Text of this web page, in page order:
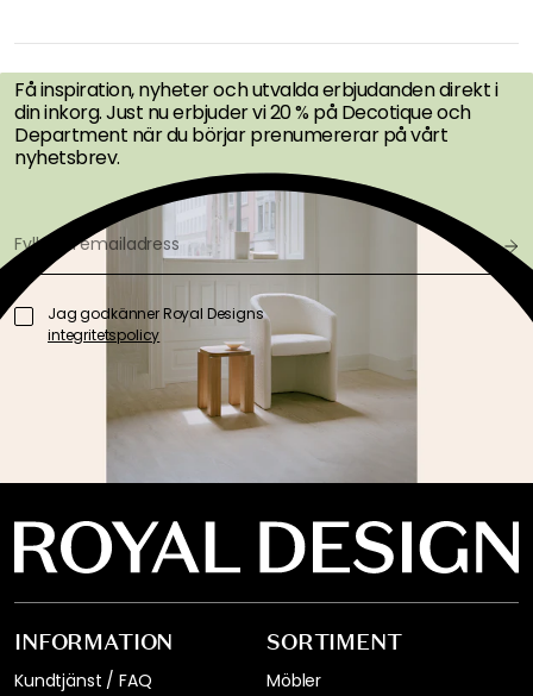
ERBJUDANDEN FÖRST
Få inspiration, nyheter och utvalda erbjudanden direkt i
din inkorg. Just nu erbjuder vi 20 % på Decotique och
Department när du börjar prenumererar på vårt
nyhetsbrev.
Jag godkänner Royal Designs
integritetspolicy
INFORMATION
Kundtjänst / FAQ
SORTIMENT
Möbler